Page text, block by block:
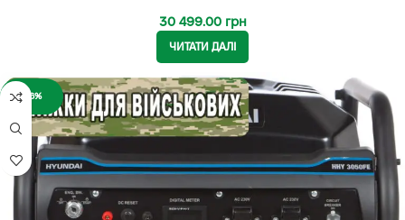
30 499.00 грн
ЧИТАТИ ДАЛІ
-16%